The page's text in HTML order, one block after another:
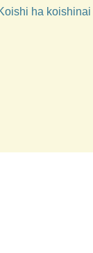
ha koishinai